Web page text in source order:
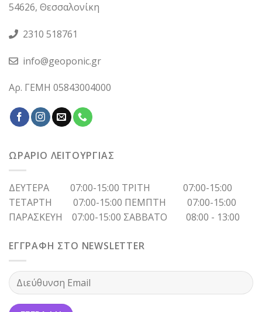
54626, Θεσσαλονίκη
2310 518761
info@geoponic.gr
Αρ. ΓΕΜΗ 05843004000
ΩΡΑΡΙΟ ΛΕΙΤΟΥΡΓΙΑΣ
ΔΕΥΤΕΡΑ 07:00-15:00 ΤΡΙΤΗ 07:00-15:00
ΤΕΤΑΡΤΗ 07:00-15:00 ΠΕΜΠΤΗ 07:00-15:00
ΠΑΡΑΣΚΕΥΗ 07:00-15:00 ΣΑΒΒΑΤΟ 08:00 - 13:00
ΕΓΓΡΑΦΗ ΣΤΟ NEWSLETTER